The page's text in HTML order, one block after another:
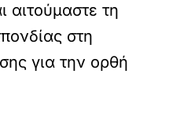
αιτούμαστε τη
στη
για την ορθή